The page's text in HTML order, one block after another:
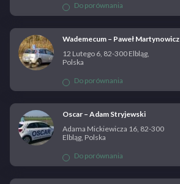
Do porównania
Wademecum – Paweł Martynowicz
12 Lutego 6, 82-300 Elbląg,
Polska
Do porównania
Oscar – Adam Stryjewski
Adama Mickiewicza 16, 82-300
Elbląg, Polska
Do porównania